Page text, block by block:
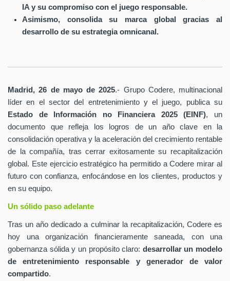
IA y su compromiso con el juego responsable.
Asimismo, consolida su marca global gracias al
desarrollo de su estrategia omnicanal.
Madrid, 26 de mayo de 2025.- Grupo Codere, multinacional
líder en el sector del entretenimiento y el juego, publica su
Estado de Información no Financiera 2025 (EINF), un
documento que refleja los logros de un año clave en la
consolidación operativa y la aceleración del crecimiento rentable
de la compañía, tras cerrar exitosamente su recapitalización
global. Este ejercicio estratégico ha permitido a Codere mirar al
futuro con confianza, enfocándose en los clientes, productos y
en su equipo.
Un sólido paso adelante
Tras un año dedicado a culminar la recapitalización, Codere es
hoy una organización financieramente saneada, con una
gobernanza sólida y un propósito claro: desarrollar un modelo
de entretenimiento responsable y generador de valor
compartido.